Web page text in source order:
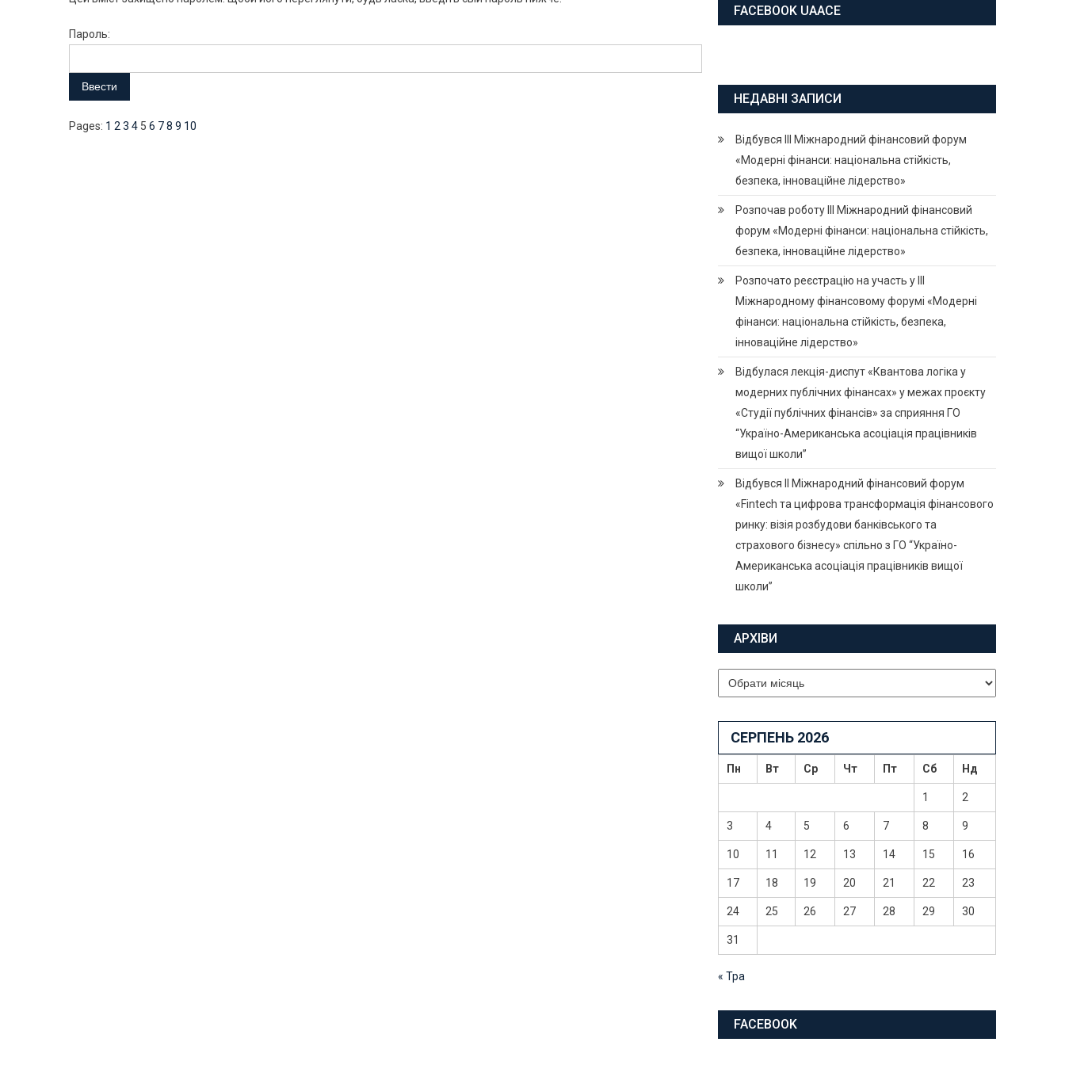
Пароль:
Pages: 1 2 3 4 5 6 78 9 10
FACEBOOK UAACE
НЕДАВНІ ЗАПИСИ
Відбувся ІІІ Міжнародний фінансовий форум
«Модерні фінанси: національна стійкість,
безпека, інноваційне лідерство»
Розпочав роботу ІІІ Міжнародний фінансовий
форум «Модерні фінанси: національна стійкість,
безпека, інноваційне лідерство»
Розпочато реєстрацію на участь у ІІІ
Міжнародному фінансовому форумі «Модерні
фінанси: національна стійкість, безпека,
інноваційне лідерство»
Відбулася лекція-диспут «Квантова логіка у
модерних публічних фінансах» у межах проєкту
«Студії публічних фінансів» за сприяння ГО
“Україно-Американська асоціація працівників
вищої школи”
Відбувся ІІ Міжнародний фінансовий форум
«Fintech та цифрова трансформація фінансового
ринку: візія розбудови банківського та
страхового бізнесу» спільно з ГО “Україно-
Американська асоціація працівників вищої
школи”
АРХІВИ
Архіви
СЕРПЕНЬ 2026
Пн Вт Ср Чт Пт Сб Нд
1 2
3 4 5 6 7 8 9
10 11 12 13 14 15 16
17 18 19 20 21 22 23
24 25 26 27 28 29 30
31
« Тра
FACEBOOK